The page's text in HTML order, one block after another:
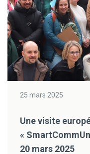
25 mars 2025
Une visite
«
20 mars 2025